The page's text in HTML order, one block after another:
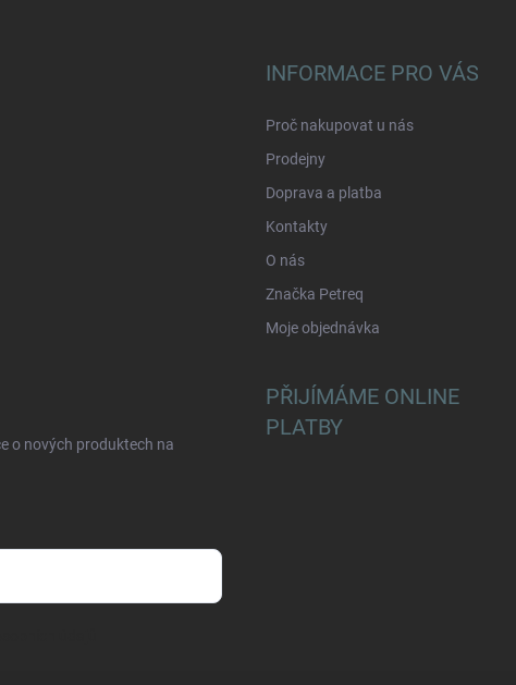
INFORMACE PRO VÁS
Proč nakupovat u nás
Prodejny
Doprava a platba
Kontakty
O nás
Značka Petreq
Moje objednávka
o nových produktech na
PŘIJÍMÁME ONLINE
PLATBY